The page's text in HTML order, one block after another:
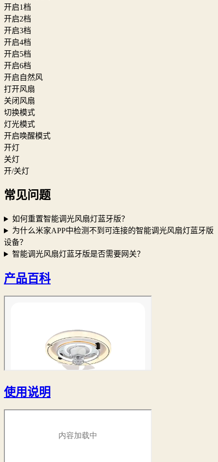
开启1档
开启2档
开启3档
开启4档
开启5档
开启6档
开启自然风
打开风扇
关闭风扇
切换模式
灯光模式
开启唤醒模式
开灯
关灯
开/关灯
常见问题
如何重置智能调光风扇灯蓝牙版？
为什么米家APP中检测不到可连接的智能调光风扇灯蓝牙版
设备？
智能调光风扇灯蓝牙版是否需要网关？
产品百科
使用说明